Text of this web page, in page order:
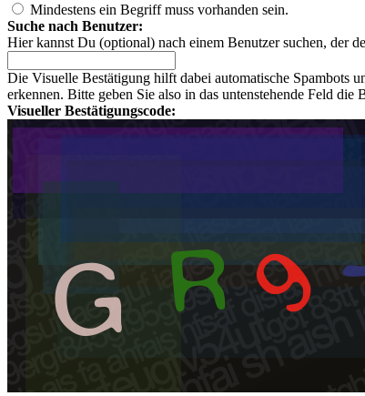
Mindestens ein Begriff muss vorhanden sein.
Suche nach Benutzer:
Hier kannst Du (optional) nach einem Benutzer suchen, der
Die Visuelle Bestätigung hilft dabei automatische Spambots
erkennen. Bitte geben Sie also in das untenstehende Feld
Visueller Bestätigungscode: